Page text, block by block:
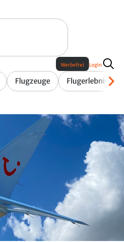
Flugzeuge Flugerlebnis
Werbefrei Login